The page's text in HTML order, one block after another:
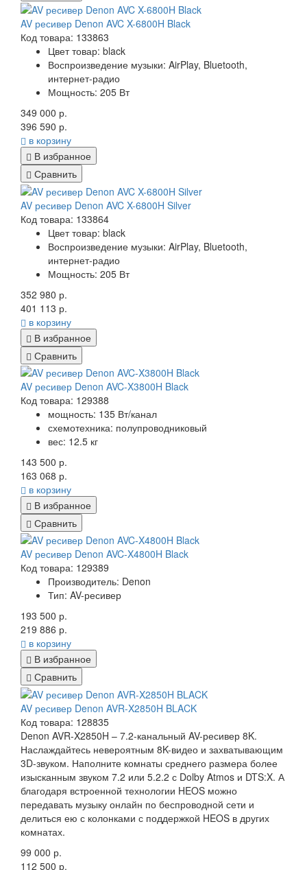
AV ресивер Denon AVC X-6800H Black
Код товара: 133863
Цвет товар: black
Воспроизведение музыки: AirPlay, Bluetooth,
интернет-радио
Мощность: 205 Вт
349 000 р.
396 590 р.
в корзину
В избранное
Сравнить
AV ресивер Denon AVC X-6800H Silver
Код товара: 133864
Цвет товар: black
Воспроизведение музыки: AirPlay, Bluetooth,
интернет-радио
Мощность: 205 Вт
352 980 р.
401 113 р.
в корзину
В избранное
Сравнить
AV ресивер Denon AVC-X3800H Black
Код товара: 129388
мощность: 135 Вт/канал
схемотехника: полупроводниковый
вес: 12.5 кг
143 500 р.
163 068 р.
в корзину
В избранное
Сравнить
AV ресивер Denon AVC-X4800H Black
Код товара: 129389
Производитель: Denon
Тип: AV-ресивер
193 500 р.
219 886 р.
в корзину
В избранное
Сравнить
AV ресивер Denon AVR-X2850H BLACK
Код товара: 128835
Denon AVR-X2850H – 7.2-канальный AV-ресивер 8K.
Наслаждайтесь невероятным 8K-видео и захватывающим
3D-звуком. Наполните комнаты среднего размера более
изысканным звуком 7.2 или 5.2.2 с Dolby Atmos и DTS:X. А
благодаря встроенной технологии HEOS можно
передавать музыку онлайн по беспроводной сети и
делиться ею с колонками с поддержкой HEOS в других
комнатах.
99 000 р.
112 500 р.